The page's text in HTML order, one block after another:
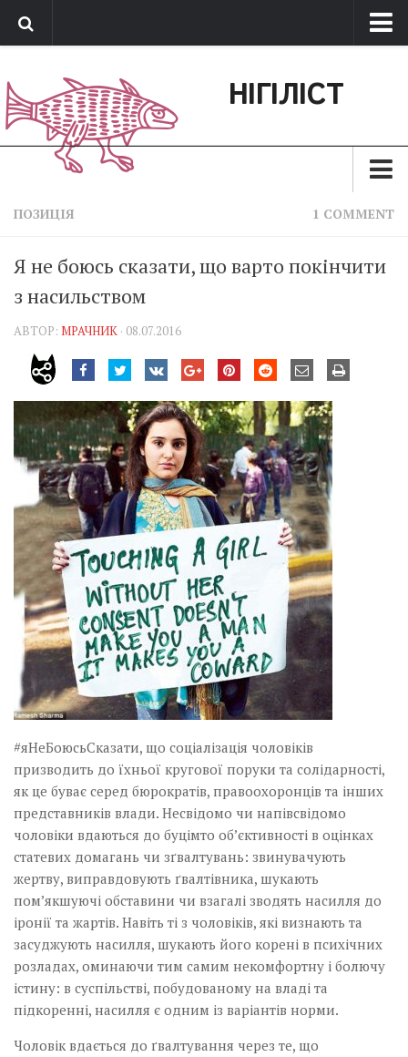
Обратная связь
Поддержать сайт
НІГІЛІСТ
Зараз
Позиція
Агітатор
Музика революції
Візуальне
Научпоп
Головне
Цитати
Inter/antinational
ПОЗИЦІЯ 1 COMMENT
Я не боюсь сказати, що варто покінчити
з насильством
АВТОР: МРАЧНИК · 08.07.2016
#яНеБоюсьСказати, що соціалізація чоловіків
призводить до їхньої кругової поруки та солідарності,
як це буває серед бюрократів, правоохоронців та інших
представників влади. Несвідомо чи напівсвідомо
чоловіки вдаються до буцімто об’єктивності в оцінках
статевих домагань чи зґвалтувань: звинувачують
жертву, виправдовують ґвалтівника, шукають
пом’якшуючі обставини чи взагалі зводять насилля до
іронії та жартів. Навіть ті з чоловіків, які визнають та
засуджують насилля, шукають його корені в психічних
розладах, оминаючи тим самим некомфортну і болючу
істину: в суспільстві, побудованому на владі та
підкоренні, насилля є одним із варіантів норми.
Чоловік вдається до ґвалтування через те, що